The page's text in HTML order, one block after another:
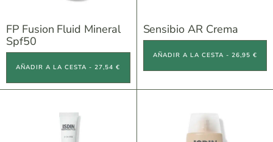
FP Fusion Fluid Mineral
Spf50
AÑADIR A LA CESTA - 27,54 €
Sensibio AR Crema
AÑADIR A LA CESTA - 26,95 €